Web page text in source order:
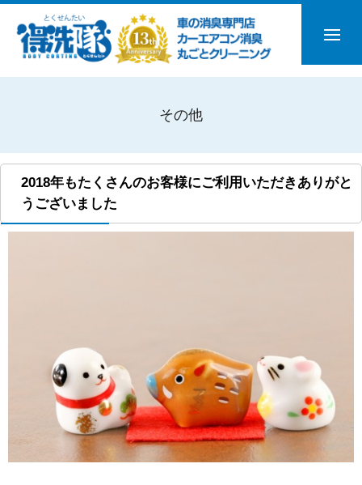
その他
2018年もたくさんのお客様にご利用いただきありがと
うございました